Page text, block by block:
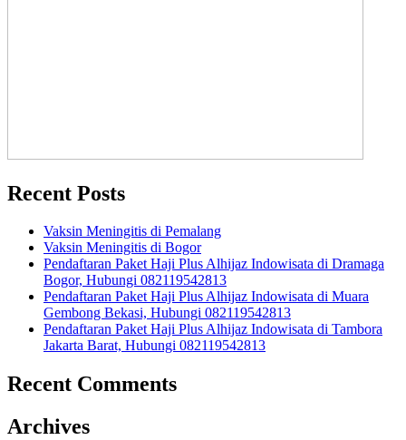
Recent Posts
Vaksin Meningitis di Pemalang
Vaksin Meningitis di Bogor
Pendaftaran Paket Haji Plus Alhijaz Indowisata di Dramaga
Bogor, Hubungi 082119542813
Pendaftaran Paket Haji Plus Alhijaz Indowisata di Muara
Gembong Bekasi, Hubungi 082119542813
Pendaftaran Paket Haji Plus Alhijaz Indowisata di Tambora
Jakarta Barat, Hubungi 082119542813
Recent Comments
Archives